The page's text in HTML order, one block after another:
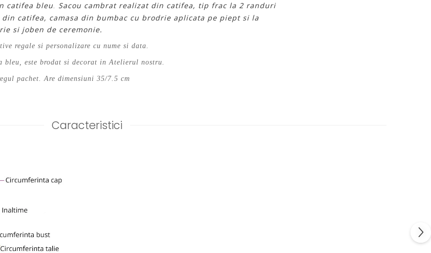
catifea bleu. Sacou cambrat realizat din catifea, tip frac la 2 randuri
catifea, camasa din bumbac cu brodrie aplicata pe piept si la
si joben de ceremonie.
regale si personalizare cu nume si data.
bleu, este brodat si decorat in Atelierul nostru.
pachet. Are dimensiuni 35/7.5 cm
Caracteristici